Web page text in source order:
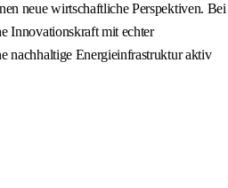
neue wirtschaftliche Perspektiven. Bei
Innovationskraft mit echter
nachhaltige Energieinfrastruktur aktiv